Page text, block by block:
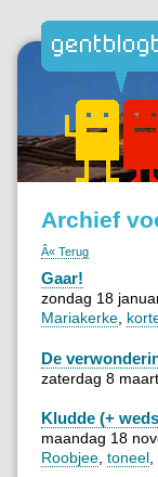
Archief
Â« Terug
Gaar!
zondag 18
Mariakerke
De
zaterdag 8
Kludde (+
maandag 18
Roobjee toneel